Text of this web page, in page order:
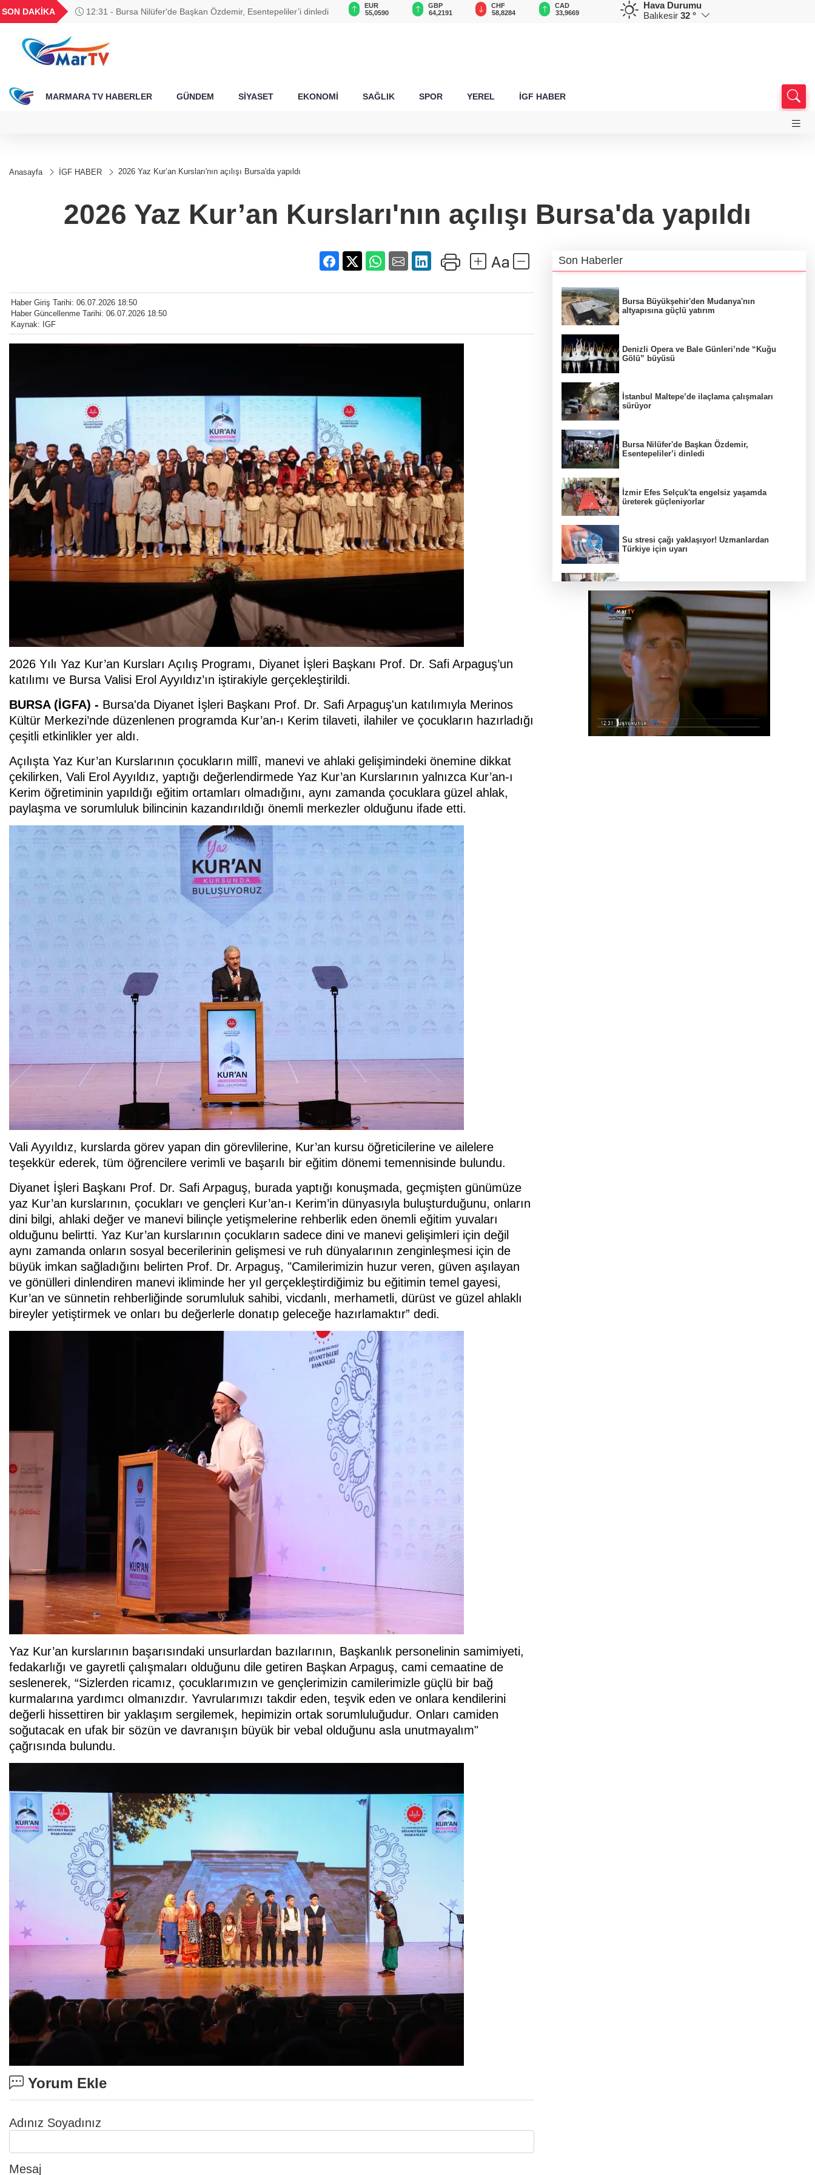
SON DAKİKA 12:31 - Bursa Nilüfer'de Başkan Özdemir, Esentepeliler’i dinledi
BGN
28,0626
0,0018
6.552,78
13.752,52
47,5897
EUR
55,0590
GBP
64,2191
CHF
58,8284
CAD
33,9669
RUB
0,5807
AED
12,9545
Hava Durumu
Balıkesir 32 °
MARMARA TV HABERLER GÜNDEM SİYASET EKONOMİ SAĞLIK SPOR YEREL İGF HABER
Anasayfa İGF HABER 2026 Yaz Kur’an Kursları'nın açılışı Bursa'da yapıldı
2026 Yaz Kur’an Kursları'nın açılışı Bursa'da yapıldı
Haber Giriş Tarihi: 06.07.2026 18:50
Haber Güncellenme Tarihi: 06.07.2026 18:50
Kaynak: IGF
2026 Yılı Yaz Kur’an Kursları Açılış Programı, Diyanet İşleri Başkanı Prof. Dr. Safi Arpaguş’un
katılımı ve Bursa Valisi Erol Ayyıldız’ın iştirakiyle gerçekleştirildi.
BURSA (İGFA) - Bursa'da Diyanet İşleri Başkanı Prof. Dr. Safi Arpaguş'un katılımıyla Merinos
Kültür Merkezi’nde düzenlenen programda Kur’an-ı Kerim tilaveti, ilahiler ve çocukların hazırladığı
çeşitli etkinlikler yer aldı.
Açılışta Yaz Kur’an Kurslarının çocukların millî, manevi ve ahlaki gelişimindeki önemine dikkat
çekilirken, Vali Erol Ayyıldız, yaptığı değerlendirmede Yaz Kur’an Kurslarının yalnızca Kur’an-ı
Kerim öğretiminin yapıldığı eğitim ortamları olmadığını, aynı zamanda çocuklara güzel ahlak,
paylaşma ve sorumluluk bilincinin kazandırıldığı önemli merkezler olduğunu ifade etti.
Vali Ayyıldız, kurslarda görev yapan din görevlilerine, Kur’an kursu öğreticilerine ve ailelere
teşekkür ederek, tüm öğrencilere verimli ve başarılı bir eğitim dönemi temennisinde bulundu.
Diyanet İşleri Başkanı Prof. Dr. Safi Arpaguş, burada yaptığı konuşmada, geçmişten günümüze
yaz Kur’an kurslarının, çocukları ve gençleri Kur’an-ı Kerim’in dünyasıyla buluşturduğunu, onların
dini bilgi, ahlaki değer ve manevi bilinçle yetişmelerine rehberlik eden önemli eğitim yuvaları
olduğunu belirtti. Yaz Kur’an kurslarının çocukların sadece dini ve manevi gelişimleri için değil
aynı zamanda onların sosyal becerilerinin gelişmesi ve ruh dünyalarının zenginleşmesi için de
büyük imkan sağladığını belirten Prof. Dr. Arpaguş, "Camilerimizin huzur veren, güven aşılayan
ve gönülleri dinlendiren manevi ikliminde her yıl gerçekleştirdiğimiz bu eğitimin temel gayesi,
Kur’an ve sünnetin rehberliğinde sorumluluk sahibi, vicdanlı, merhametli, dürüst ve güzel ahlaklı
bireyler yetiştirmek ve onları bu değerlerle donatıp geleceğe hazırlamaktır” dedi.
Yaz Kur’an kurslarının başarısındaki unsurlardan bazılarının, Başkanlık personelinin samimiyeti,
fedakarlığı ve gayretli çalışmaları olduğunu dile getiren Başkan Arpaguş, cami cemaatine de
seslenerek, “Sizlerden ricamız, çocuklarımızın ve gençlerimizin camilerimizle güçlü bir bağ
kurmalarına yardımcı olmanızdır. Yavrularımızı takdir eden, teşvik eden ve onlara kendilerini
değerli hissettiren bir yaklaşım sergilemek, hepimizin ortak sorumluluğudur. Onları camiden
soğutacak en ufak bir sözün ve davranışın büyük bir vebal olduğunu asla unutmayalım"
çağrısında bulundu.
Yorum Ekle
Adınız Soyadınız
Mesaj
Son Haberler
Bursa Büyükşehir'den Mudanya'nın
altyapısına güçlü yatırım
Denizli Opera ve Bale Günleri’nde “Kuğu
Gölü” büyüsü
İstanbul Maltepe’de ilaçlama çalışmaları
sürüyor
Bursa Nilüfer'de Başkan Özdemir,
Esentepeliler’i dinledi
İzmir Efes Selçuk'ta engelsiz yaşamda
üreterek güçleniyorlar
Su stresi çağı yaklaşıyor! Uzmanlardan
Türkiye için uyarı
çalışma
Balıkesirspor sevdası için memleket tek
yürek
Bursa Osmangazi’de kaldırımlar işgalden
temizlendi
Otomotiv ihracatı temmuzda 3,6 milyar dolar